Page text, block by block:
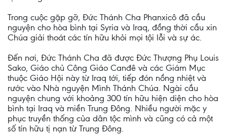
Trong cuộc gặp gỡ, Đức Thánh Cha Phanxicô đã cầu
nguyện cho hòa bình tại Syria và Iraq, đồng thời cầu xin
Chúa giải thoát các tín hữu khỏi mọi tội lỗi và sự ác.
Đến nơi, Đức Thánh Cha đã được Đức Thượng Phụ Louis
Sako, Giáo chủ Công Giáo Canđê và các Giám Mục
thuộc Giáo Hội này từ Iraq tới, tiếp đón nồng nhiệt và
rước vào Nhà nguyện Mình Thánh Chúa. Ngài cầu
nguyện chung với khoảng 300 tín hữu hiện diện cho hòa
bình tại Iraq và miền Trung Đông. Nhiều người mặc y
phục truyền thống của dân tộc mình và cũng có cả một
số tín hữu tị nạn từ Trung Đông.